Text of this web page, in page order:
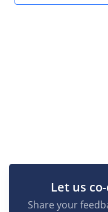
Let us
Share your